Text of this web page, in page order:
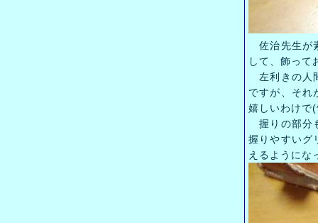
佐治先生が
して、飾って
左利きの人
ですが、それ
嬉しいわけで
握りの部分
握りやすいグ
えるようにな